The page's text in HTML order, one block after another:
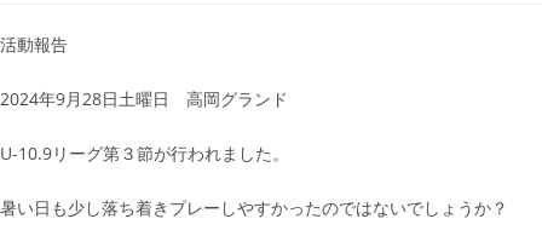
活動報告
2024年9月28日土曜日 高岡グランド
U-10.9リーグ第３節が行われました。
暑い日も少し落ち着きプレーしやすかったのではないでしょうか？